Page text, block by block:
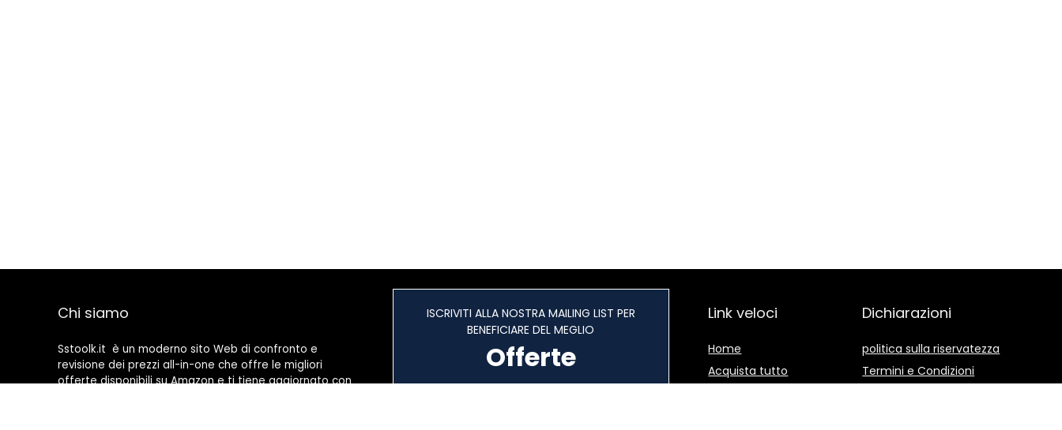
Chi siamo
Sstoolk.it è un moderno sito Web di confronto e
revisione dei prezzi all-in-one che offre le migliori
offerte disponibili su Amazon e ti tiene aggiornato con
ISCRIVITI ALLA NOSTRA MAILING LIST PER
BENEFICIARE DEL MEGLIO
Offerte
Link veloci
Home
Acquista tutto
Dichiarazioni
politica sulla riservatezza
Termini e Condizioni